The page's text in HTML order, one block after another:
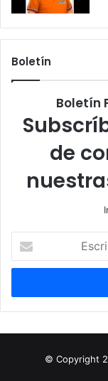
Boletín
Boletín
de
correo
© Copyright